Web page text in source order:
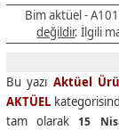
Bim aktüel -
değildir. İlgili
Bu yazı Aktüel
AKTÜEL
tam olarak 15